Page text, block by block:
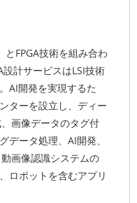
FPGA技術を組み合わ
計サービスはLSI技術
AI開発を実現するた
ターを設立し、ディー
画像データのタグ付
データ処理、AI開発、
画像認識システムの
ロボットを含むアプリ